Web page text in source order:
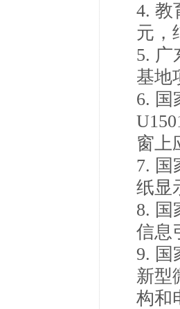
4.教
元，
5. 广
基地
6. 国
窗上
7. 国
纸显
8. 国
信息
9. 国
新型
构和